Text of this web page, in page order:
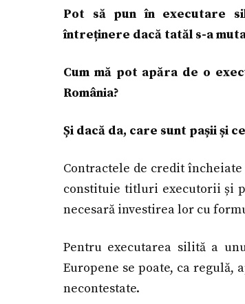
Pot să pun în executare
întreținere dacă tatăl s-a
Cum mă pot apăra de o
România?
Și dacă da, care sunt pașii și
Contractele de credit
constituie titluri executorii și
necesară investirea lor cu
Pentru executarea silită a
Europene se poate, ca
necontestate.